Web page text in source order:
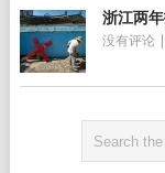
浙江两
没有评论 |